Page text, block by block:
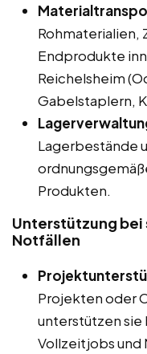
Rohmaterialien,
Endprodukte
Reichelsheim
Gabelstaplern,
Lagerbestände
Produkten.
Unterstützung bei
Notfällen
Projekten oder
unterstützen sie
Vollzeitjobs und